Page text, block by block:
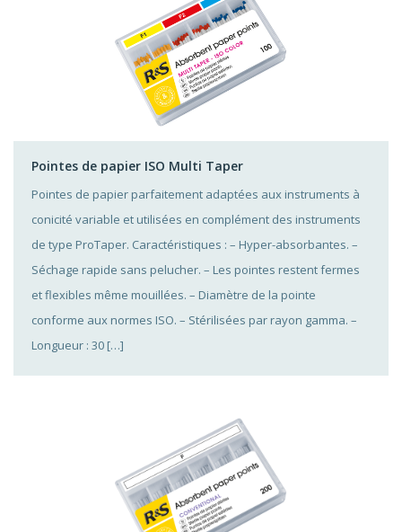
Pointes de papier ISO Multi Taper
Pointes de papier parfaitement adaptées aux instruments à
conicité variable et utilisées en complément des instruments
de type ProTaper. Caractéristiques : – Hyper-absorbantes. –
Séchage rapide sans pelucher. – Les pointes restent fermes
et flexibles même mouillées. – Diamètre de la pointe
conforme aux normes ISO. – Stérilisées par rayon gamma. –
Longueur : 30 […]